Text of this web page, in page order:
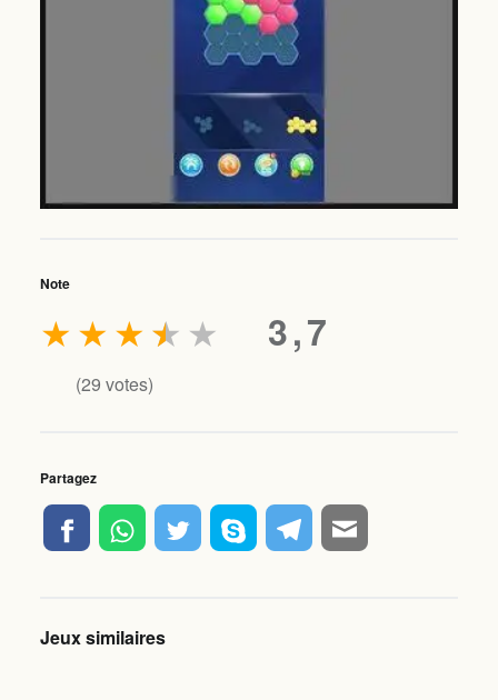
Note
3,7
★
★
★
★
★
(29 votes)
Partagez
Jeux similaires